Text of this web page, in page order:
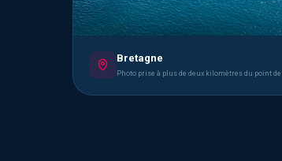
Bretagne
Photo prise à plus de deux kilomètres du point de